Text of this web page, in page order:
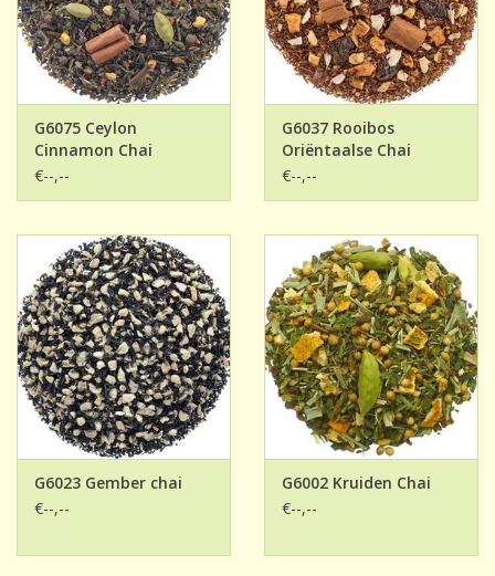
G6075 Ceylon
Cinnamon Chai
€--,--
G6037 Rooibos
Oriëntaalse Chai
€--,--
G6023 Gember chai
€--,--
G6002 Kruiden Chai
€--,--